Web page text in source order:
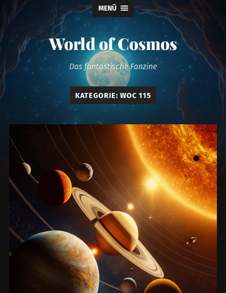
MENÜ
World of Cosmos
Das fantastische Fanzine
KATEGORIE: WOC 115